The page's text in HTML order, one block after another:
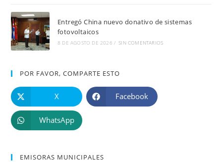
Entregó China nuevo donativo de sistemas
fotovoltaicos
8 DE AGOSTO DE 2026 / SIN COMENTARIOS
POR FAVOR, COMPARTE ESTO
X Facebook
WhatsApp
EMISORAS MUNICIPALES